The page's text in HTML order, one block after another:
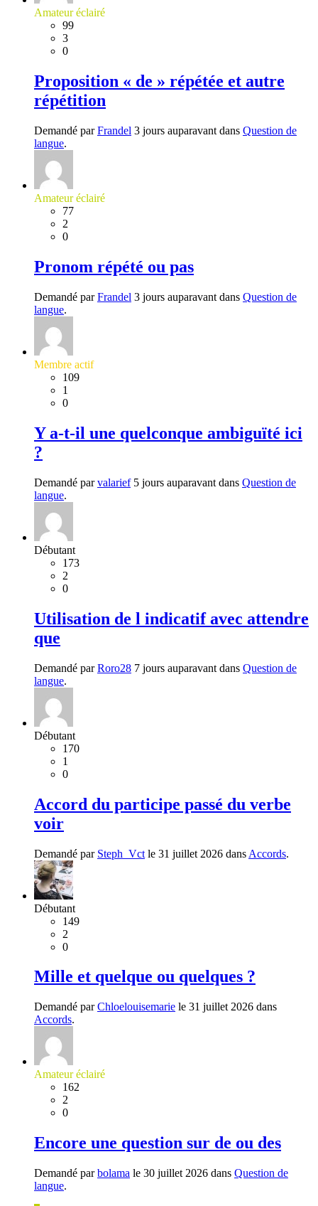
Amateur éclairé
99
3
0
Proposition « de » répétée et autre
répétition
Demandé parFrandel 3 jours auparavant dans Question de
langue.
Amateur éclairé
77
2
0
Pronom répété ou pas
Demandé parFrandel 3 jours auparavant dans Question de
langue.
Membre actif
109
1
0
Y a-t-il une quelconque ambiguïté ici
?
Demandé parvalarief5 jours auparavant dans Question de
langue.
Débutant
173
2
0
Utilisation de l indicatif avec attendre
que
Demandé parRoro28 7 jours auparavant dans Question de
langue.
Débutant
170
1
0
Accord du participe passé du verbe
voir
Demandé par Steph_Vct le 31 juillet 2026 dans Accords.
Débutant
149
2
0
Mille et quelque ou quelques ?
Demandé parChloelouisemarie le 31 juillet 2026 dans
Accords.
Amateur éclairé
162
2
0
Encore une question sur de ou des
Demandé parbolama le 30 juillet 2026 dans Question de
langue.